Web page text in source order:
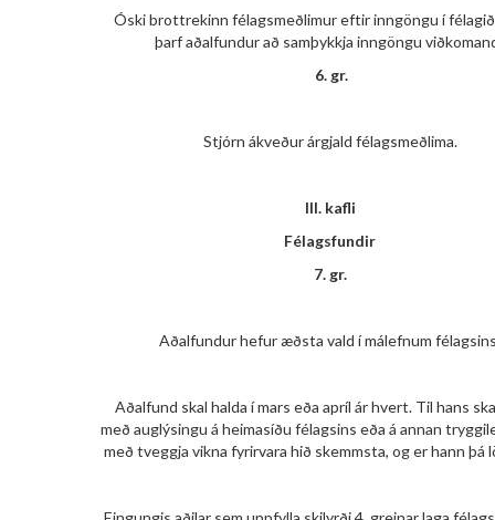
Óski brottrekinn félagsmeðlimur eftir inngöngu í
þarf aðalfundur að samþykkja inngöngu
6. gr.
Stjórn ákveður árgjald félagsmeðlima.
III. kafli
Félagsfundir
7. gr.
Aðalfundur hefur æðsta vald í málefnum
Aðalfund skal halda í mars eða apríl ár hvert. Til hans
með auglýsingu á heimasíðu félagsins eða á annan
með tveggja vikna fyrirvara hið skemmsta, og er hann þá